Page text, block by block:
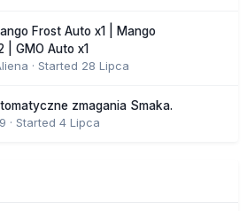
Frost Auto x1 | Mango
| GMO Auto x1
· Started 28 Lipca
zmagania Smaka.
· Started 4 Lipca